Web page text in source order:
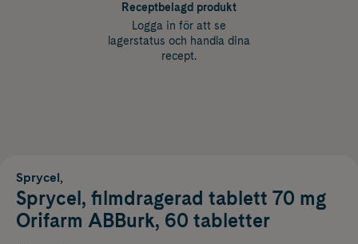
Receptbelagd produkt
Logga in för att se
lagerstatus och handla dina
recept.
Sprycel,
Sprycel, filmdragerad tablett 70 mg
Orifarm ABBurk, 60 tabletter